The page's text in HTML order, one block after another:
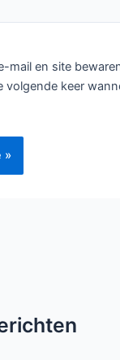
mail en site
volgende keer